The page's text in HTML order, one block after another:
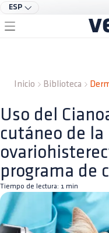
ESP
Inicio Biblioteca
Uso del
cutáneo de la
programa de
Tiempo de lectura: 1 min